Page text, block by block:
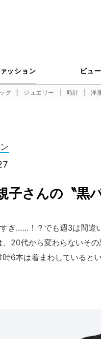
ッション ビュ
グ ジュエリー 時計 洋
子さんの〝黒
すぎ……！？でも週3は間違
、20代から変わらないそ
時6本は着まわしていると